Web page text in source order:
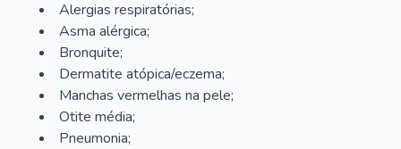
Alergias respiratórias;
Asma alérgica;
Bronquite;
Dermatite atópica/eczema;
Manchas vermelhas na pele;
Otite média;
Pneumonia;